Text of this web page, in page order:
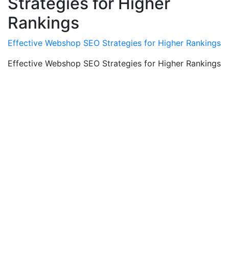
Rankings
Effective Webshop SEO Strategies for Higher Rankings
Effective Webshop SEO Strategies for Higher Rankings